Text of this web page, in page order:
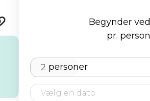
Begynder ved
pr. person
personer